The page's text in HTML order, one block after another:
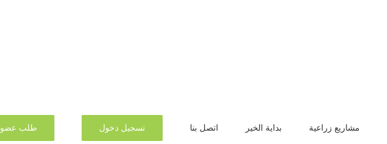
مشاريع زراعية بداية الخير اتصل بنا تسجيل دخول طلب